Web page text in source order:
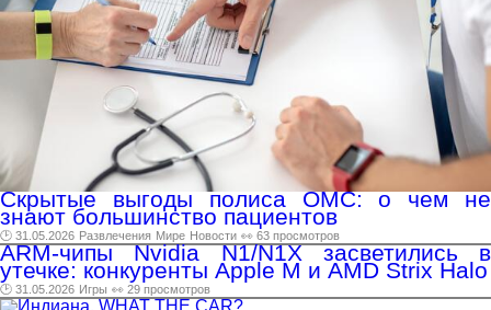
Скрытые выгоды полиса ОМС: о чем не
знают большинство пациентов
🕑 31.05.2026 Развлечения Мире Новости 👀 63 просмотров
ARM-чипы Nvidia N1/N1X засветились в
утечке: конкуренты Apple M и AMD Strix Halo
🕑 31.05.2026 Игры 👀 29 просмотров